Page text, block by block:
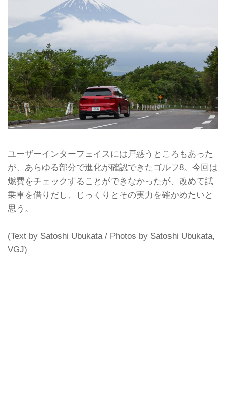
ユーザーインターフェイスには戸惑うところもあった
が、あらゆる部分で進化が確認できたゴルフ8。今回は
燃費をチェックすることができなかったが、改めて試
乗車を借りだし、じっくりとその実力を確かめたいと
思う。
(Text by Satoshi Ubukata / Photos by Satoshi Ubukata,
VGJ)